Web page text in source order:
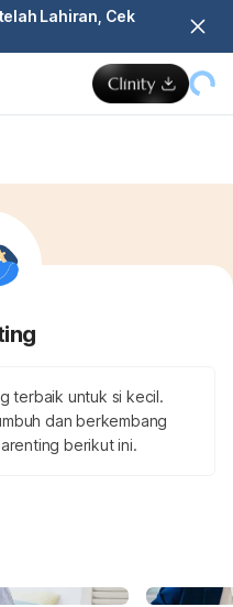
Lahiran, Cek
terbaik untuk si kecil.
dan berkembang
berikut ini.